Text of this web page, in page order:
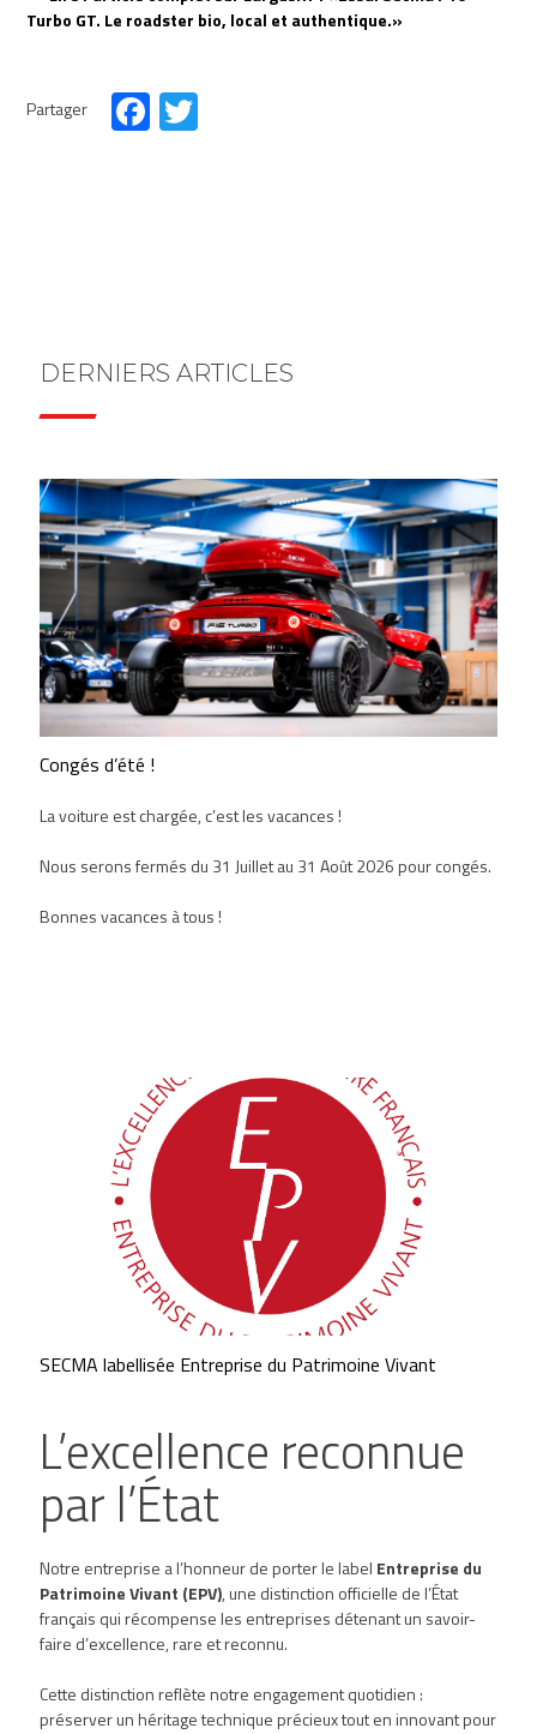
Turbo GT. Le roadster bio, local et authentique.»
Partager Facebook
DERNIERS ARTICLES
Congés d’été !
La voiture est chargée, c’est les vacances !
Nous serons fermés du 31 Juillet au 31 Août 2026 pour congés.
Bonnes vacances à tous !
SECMA labellisée Entreprise du Patrimoine Vivant
L’excellence reconnue
par l’État
Notre entreprise a l’honneur de porter le label Entreprise du
Patrimoine Vivant (EPV), une distinction officielle de l’État
français qui récompense les entreprises détenant un savoir-
faire d’excellence, rare et reconnu.
Cette distinction reflète notre engagement quotidien :
préserver un héritage technique précieux tout en innovant pour